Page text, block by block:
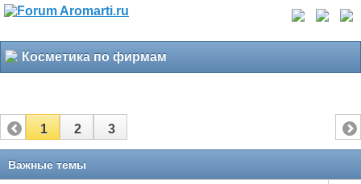
Косметика по фирмам
1 2 3
Важные темы